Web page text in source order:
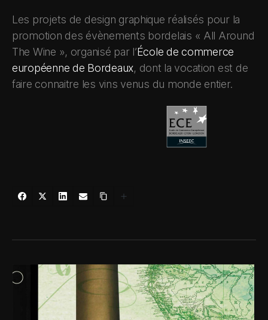
Les projets de design graphique réalisés pour la
promotion des évènements bordelais « All Around
The Wine », organisé par l’École de commerce
européenne de Bordeaux, dont la vocation est de
faire connaitre les vins venus du monde entier.